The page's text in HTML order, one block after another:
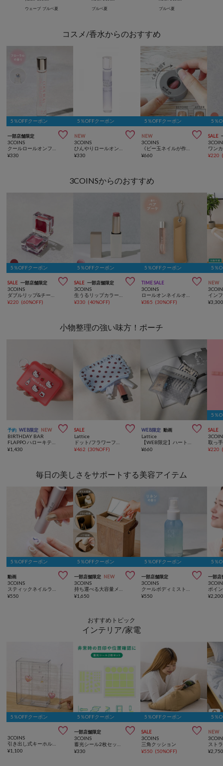
ウェーブ ブルベ夏
ブルベ夏
ブルベ夏
コスメ/香水からのおすすめ
5％OFFクーポン
一部店舗限定 
3COINS
¥330
5％OFFクーポン
NEW 
3COINS
¥330
5％OFFクーポン
NEW 
3COINS
《ビー玉ネイルが作れる》マグネイルメーカー／and us
¥660
5％
SALE
¥220
3COINSからのおすすめ
5％OFFクーポン
SALE 一部店舗限定 
3COINS
¥220 (60%OFF)
5％OFFクーポン
SALE 一部店舗限定 
3COINS
¥330 (40%OFF)
5％OFFクーポン
TIME SALE 
3COINS
¥385 (30%OFF)
5％
NEW
¥
小物整理の強い味方！ポーチ
予約 WEB限定 NEW 
BIRTHDAY BAR
¥1,430
SALE 
Lattice
¥462 (30%OFF)
WEB限定 動画 
Lattice
¥660
5％
SALE
¥220
毎日の美しさをサポートする美容アイテム
5％OFFクーポン
動画 
3COINS
¥550
5％OFFクーポン
一部店舗限定 NEW 
3COINS
¥1,650
5％OFFクーポン
一部店舗限定 
3COINS
¥550
5％
一部店
¥
おすすめトピック
インテリア/家電
5％OFFクーポン

3COINS
¥1,100
5％OFFクーポン
一部店舗限定 
3COINS
¥330
5％OFFクーポン
SALE 
3COINS
三角クッション
¥550 (50%OFF)
5％
NEW
¥